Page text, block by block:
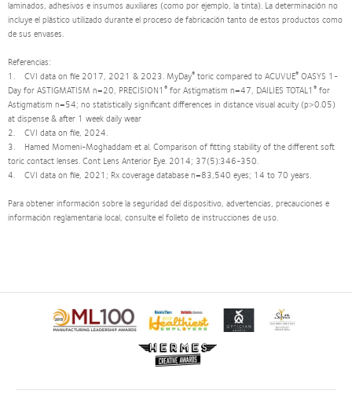
laminados, adhesivos e insumos auxiliares (como por ejemplo, la tinta). La determinación no
incluye el plástico utilizado durante el proceso de fabricación tanto de estos productos como
de sus envases.
Referencias:
1. CVI data on file 2017, 2021 & 2023. MyDay® toric compared to ACUVUE® OASYS 1-
Day for ASTIGMATISM n=20, PRECISION1 ® for Astigmatism n=47, DAILIES TOTAL1 ® for
Astigmatism n=54; no statistically significant differences in distance visual acuity (p>0.05)
at dispense & after 1 week daily wear
2. CVI data on file, 2024.
3. Hamed Momeni-Moghaddam et al. Comparison of fitting stability of the different soft
toric contact lenses. Cont Lens Anterior Eye. 2014; 37(5):346-350.
4. CVI data on file, 2021; Rx coverage database n=83,540 eyes; 14 to 70 years.
Para obtener información sobre la seguridad del dispositivo, advertencias, precauciones e
información reglamentaria local, consulte el folleto de instrucciones de uso.